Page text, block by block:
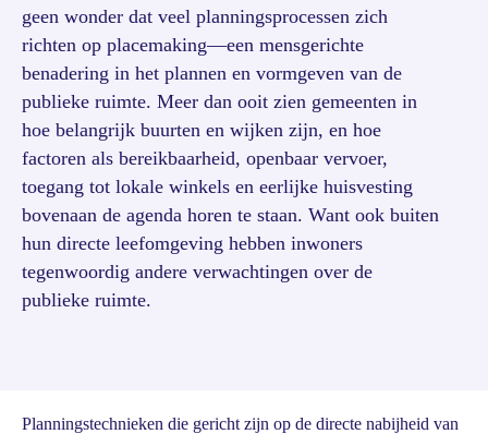
geen wonder dat veel planningsprocessen zich
richten op placemaking—een mensgerichte
benadering in het plannen en vormgeven van de
publieke ruimte. Meer dan ooit zien gemeenten in
hoe belangrijk buurten en wijken zijn, en hoe
factoren als bereikbaarheid, openbaar vervoer,
toegang tot lokale winkels en eerlijke huisvesting
bovenaan de agenda horen te staan. Want ook buiten
hun directe leefomgeving hebben inwoners
tegenwoordig andere verwachtingen over de
publieke ruimte.
Planningstechnieken die gericht zijn op de directe nabijheid van